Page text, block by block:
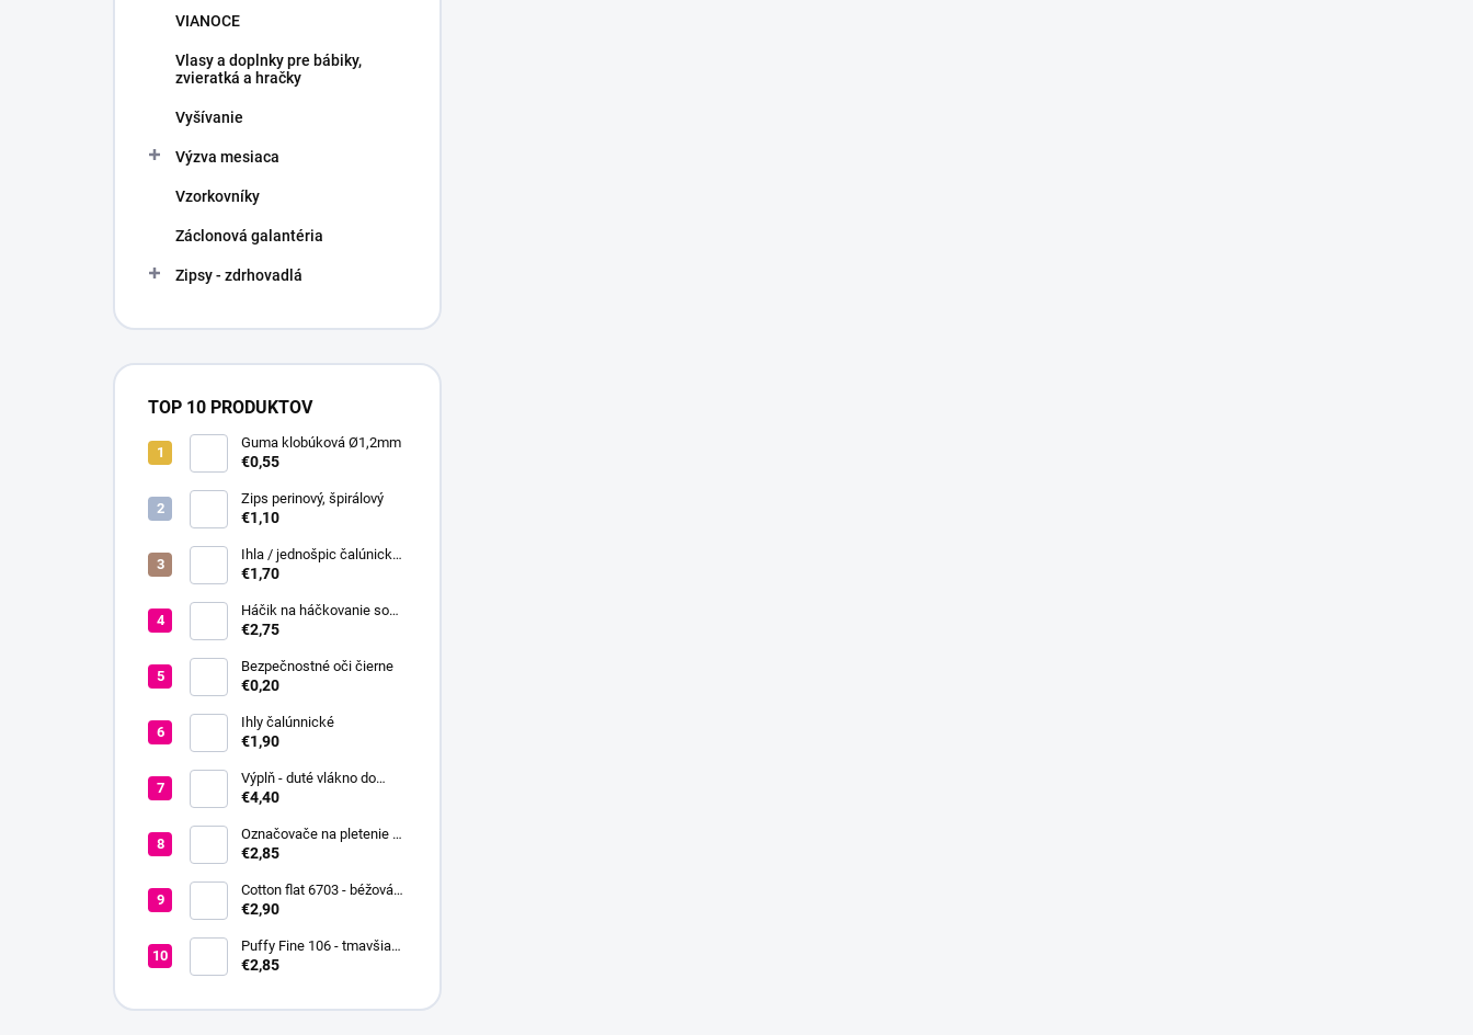
VIANOCE
Vlasy a doplnky pre bábiky,
zvieratká a hračky
Vyšívanie
Výzva mesiaca
Vzorkovníky
Záclonová galantéria
Zipsy - zdrhovadlá
TOP 10 PRODUKTOV
Guma klobúková Ø1,2mm
€0,55
Zips perinový, špirálový
€1,10
Ihla / jednošpic čalúnická
20 cm
€1,70
Háčik na háčkovanie so
silikónovou rukoväťou veľ.
€2,75
Bezpečnostné oči čierne
€0,20
Ihly čalúnnické
€1,90
Výplň - duté vlákno do
hračiek a vankúšov
€4,40
Označovače na pletenie a
háčkovanie + koncovka +
€2,85
Cotton flat 6703 - béžová
svetlá
€2,90
Puffy Fine 106 - tmavšia
červená
€2,85